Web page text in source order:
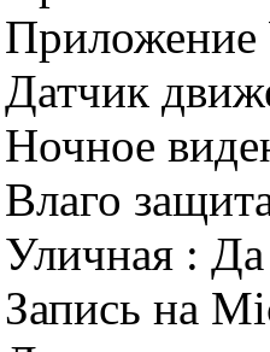
Датчик
Ночное
Влаго
Уличная : Да
Запись на